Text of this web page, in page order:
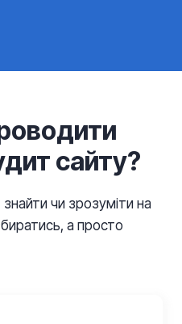
сайту?
чи зрозуміти на
а просто